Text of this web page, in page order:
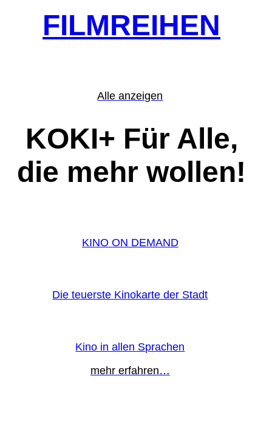
FILMREIHEN
Alle anzeigen
KOKI+ Für Alle,
die mehr wollen!
KINO ON DEMAND
Die teuerste Kinokarte der Stadt
Kino in allen Sprachen
mehr erfahren…